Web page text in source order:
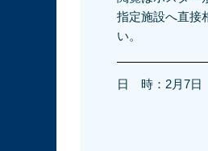
指定施設へ直接
い。
日 時： 2月7日